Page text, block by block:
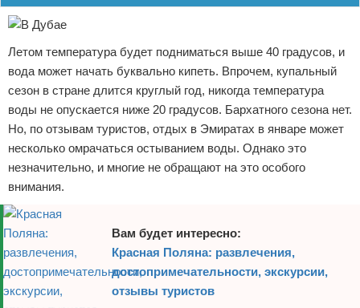
Летом температура будет подниматься выше 40 градусов, и
вода может начать буквально кипеть. Впрочем, купальный
сезон в стране длится круглый год, никогда температура
воды не опускается ниже 20 градусов. Бархатного сезона нет.
Но, по отзывам туристов, отдых в Эмиратах в январе может
несколько омрачаться остыванием воды. Однако это
незначительно, и многие не обращают на это особого
внимания.
Вам будет интересно:
Красная Поляна: развлечения,
достопримечательности, экскурсии,
отзывы туристов